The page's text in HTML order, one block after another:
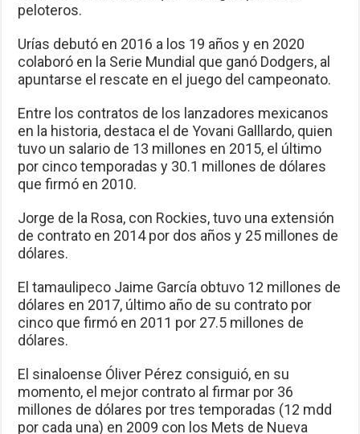
peloteros.
Urías debutó en 2016 a los 19 años y en 2020
colaboró en la Serie Mundial que ganó Dodgers, al
apuntarse el rescate en el juego del campeonato.
Entre los contratos de los lanzadores mexicanos
en la historia, destaca el de Yovani Galllardo, quien
tuvo un salario de 13 millones en 2015, el último
por cinco temporadas y 30.1 millones de dólares
que firmó en 2010.
Jorge de la Rosa, con Rockies, tuvo una extensión
de contrato en 2014 por dos años y 25 millones de
dólares.
El tamaulipeco Jaime García obtuvo 12 millones de
dólares en 2017, último año de su contrato por
cinco que firmó en 2011 por 27.5 millones de
dólares.
El sinaloense Óliver Pérez consiguió, en su
momento, el mejor contrato al firmar por 36
millones de dólares por tres temporadas (12 mdd
por cada una) en 2009 con los Mets de Nueva